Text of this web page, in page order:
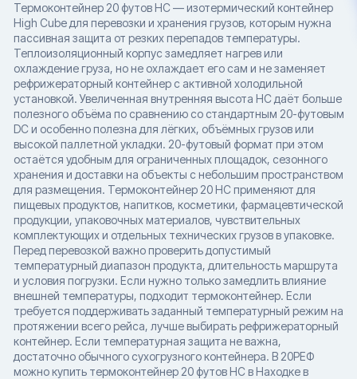
Термоконтейнер 20 футов HC — изотермический контейнер
High Cube для перевозки и хранения грузов, которым нужна
пассивная защита от резких перепадов температуры.
Теплоизоляционный корпус замедляет нагрев или
охлаждение груза, но не охлаждает его сам и не заменяет
рефрижераторный контейнер с активной холодильной
установкой. Увеличенная внутренняя высота HC даёт больше
полезного объёма по сравнению со стандартным 20-футовым
DC и особенно полезна для лёгких, объёмных грузов или
высокой паллетной укладки. 20-футовый формат при этом
остаётся удобным для ограниченных площадок, сезонного
хранения и доставки на объекты с небольшим пространством
для размещения. Термоконтейнер 20 HC применяют для
пищевых продуктов, напитков, косметики, фармацевтической
продукции, упаковочных материалов, чувствительных
комплектующих и отдельных технических грузов в упаковке.
Перед перевозкой важно проверить допустимый
температурный диапазон продукта, длительность маршрута
и условия погрузки. Если нужно только замедлить влияние
внешней температуры, подходит термоконтейнер. Если
требуется поддерживать заданный температурный режим на
протяжении всего рейса, лучше выбирать рефрижераторный
контейнер. Если температурная защита не важна,
достаточно обычного сухогрузного контейнера. В 20РЕФ
можно купить термоконтейнер 20 футов HC в Находке в